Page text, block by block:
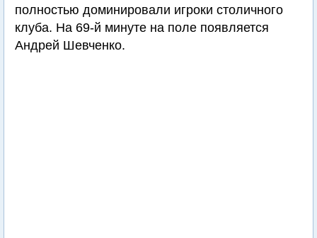
полностью доминировали игроки столичного
клуба. На 69-й минуте на поле появляется
Андрей Шевченко.